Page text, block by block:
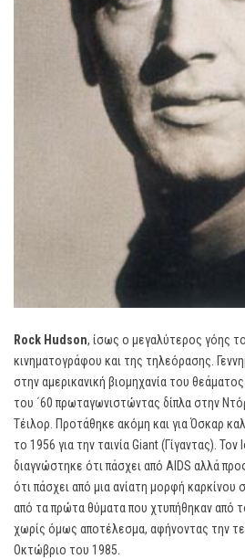
Rock Hudson, ίσως ο μεγαλύτερος γόης
κινηματογράφου και της τηλεόρασης.
στην αμερικανική βιομηχανία του θεάματος
του ΄60 πρωταγωνιστώντας δίπλα στην
Τέιλορ. Προτάθηκε ακόμη και για Όσκαρ
το 1956 για την ταινία Giant (Γίγαντας). Τον
διαγνώστηκε ότι πάσχει από AIDS αλλά
ότι πάσχει από μια ανίατη μορφή καρκίνου
από τα πρώτα θύματα που χτυπήθηκαν από
χωρίς όμως αποτέλεσμα, αφήνοντας την
Οκτώβριο του 1985.